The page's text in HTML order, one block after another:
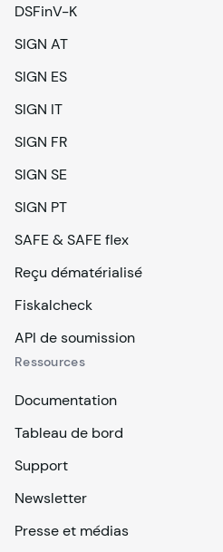
DSFinV-K
SIGN AT
SIGN ES
SIGN IT
SIGN FR
SIGN SE
SIGN PT
SAFE & SAFE flex
Reçu dématérialisé
Fiskalcheck
API de soumission
Ressources
Documentation
Tableau de bord
Support
Newsletter
Presse et médias